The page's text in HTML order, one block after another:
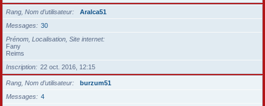
Rang, Nom d’utilisateur
Aralca51
Messages
30
Prénom, Localisation, Site internet
Fany
Reims
Inscription
22 oct. 2016, 12:15
Rang, Nom d’utilisateur
burzum51
Messages
4